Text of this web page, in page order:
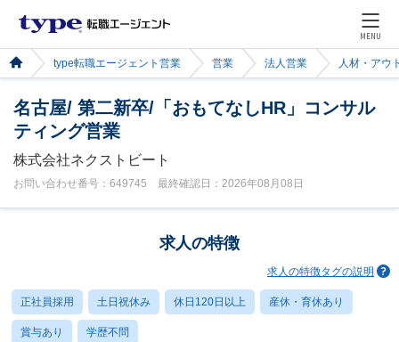
MENU
type転職エージェント営業 営業 法人営業 人材・アウ
名古屋/ 第二新卒/「おもてなしHR」コンサル
ティング営業
株式会社ネクストビート
お問い合わせ番号：649745 最終確認日：2026年08月08日
求人の特徴
求人の特徴タグの説明
正社員採用 土日祝休み 休日120日以上 産休・育休あり
賞与あり 学歴不問